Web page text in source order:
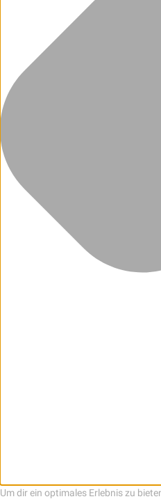
Um dir ein optimales Erlebnis zu